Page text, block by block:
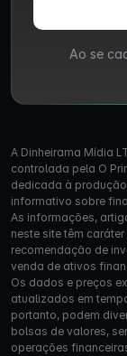
Ao se
A Dinheirama Mídia
controlada pela O
dedicada à
informativo sobre
As informações,
neste site têm
recomendação de
venda de ativos
Os dados e preços
atualizados em
portanto, podem
bolsas de valores,
operações